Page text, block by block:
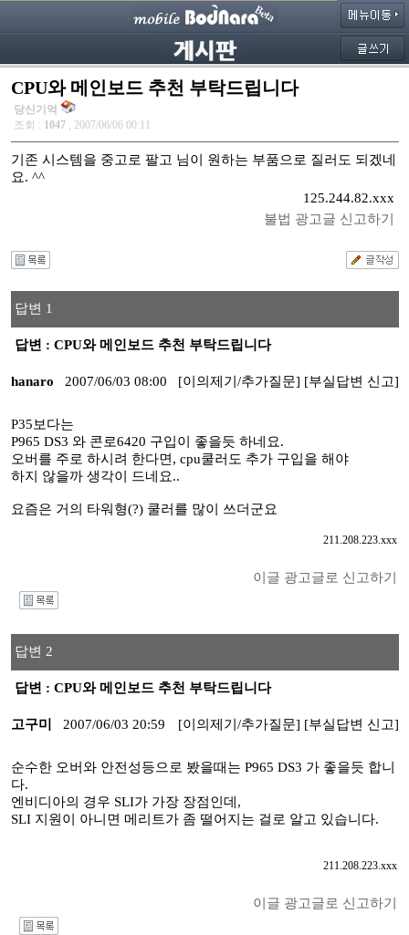
CPU와 메인보드 추천 부탁드립니다
당신기억
조회 : 1047 , 2007/06/06 00:11
기존 시스템을 중고로 팔고 님이 원하는 부품으로 질러도 되겠네
요. ^^
125.244.82.xxx
불법 광고글 신고하기
답변 1
답변 : CPU와 메인보드 추천 부탁드립니다
hanaro 2007/06/03 08:00 [이의제기/추가질문] [부실답변 신고]
P35보다는
P965 DS3 와 콘로6420 구입이 좋을듯 하네요.
오버를 주로 하시려 한다면, cpu쿨러도 추가 구입을 해야
하지 않을까 생각이 드네요..
요즘은 거의 타워형(?) 쿨러를 많이 쓰더군요
211.208.223.xxx
이글 광고글로 신고하기
답변 2
답변 : CPU와 메인보드 추천 부탁드립니다
고구미 2007/06/03 20:59 [이의제기/추가질문] [부실답변 신고]
순수한 오버와 안전성등으로 봤을때는 P965 DS3 가 좋을듯 합니
다.
엔비디아의 경우 SLI가 가장 장점인데,
SLI 지원이 아니면 메리트가 좀 떨어지는 걸로 알고 있습니다.
211.208.223.xxx
이글 광고글로 신고하기